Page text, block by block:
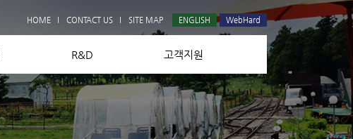
HOME CONTACT US SITE MAP ENGLISH WebHard
R&D 고객지원